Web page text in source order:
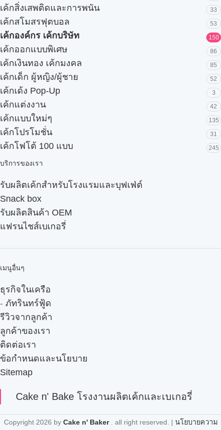
เค้กสิ่งเสพติดและการพนัน 33
เค้กสโมสรฟุตบอล 53
เค้กองค์กร เค้กบริษัท 150
เค้กออกแบบพิเศษ 86
เค้กเงินทอง เค้กมงคล 85
เค้กเด็ก ผู้หญิง/ผู้ชาย 52
เค้กเด้ง Pop-Up 3
เค้กแต่งงาน 42
เค้กแบบใหม่ๆ 135
เค้กโปรโมชั่น 31
เค้กโฟโต้ 100 แบบ 245
บริการของเรา
รับผลิตเค้กสำหรับโรงแรมและบุฟเฟ่ต์
Snack box
รับผลิตสินค้า OEM
แฟรนไชส์เบเกอรี่
เมนูอื่นๆ
ธุรกิจในเครือ
- ภัทรินทร์ฟู้ด
รีวิวจากลูกค้า
ลูกค้าของเรา
ติดต่อเรา
ข้อกำหนดและนโยบาย
Sitemap
Cake n' Bake โรงงานผลิตเค้กและเบเกอรี่
Copyright 2026 by Cake n' Baker. all right reserved. | นโยบายความ